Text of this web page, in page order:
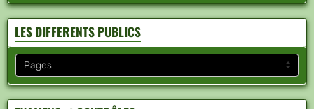
LES DIFFERENTS PUBLICS